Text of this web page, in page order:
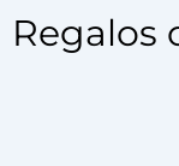
Regalos